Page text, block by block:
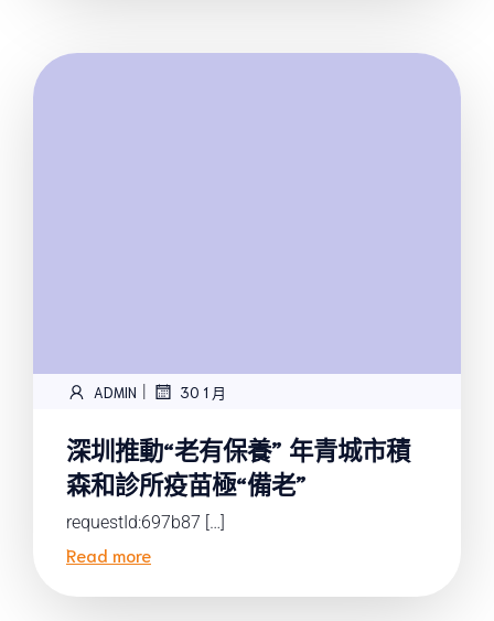
ADMIN | 30 1 月
深圳推動“老有保養” 年青城市積
森和診所疫苗極“備老”
requestId:697b87 […]
Read more